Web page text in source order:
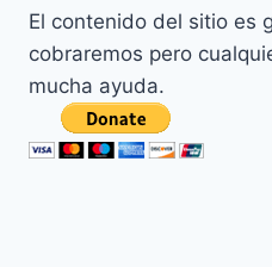
El contenido del sitio es
cobraremos pero
mucha ayuda.